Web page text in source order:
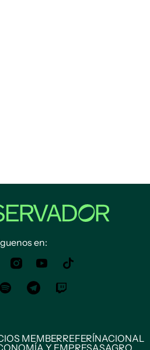
en:
MEMBERREFERÍNACIONAL